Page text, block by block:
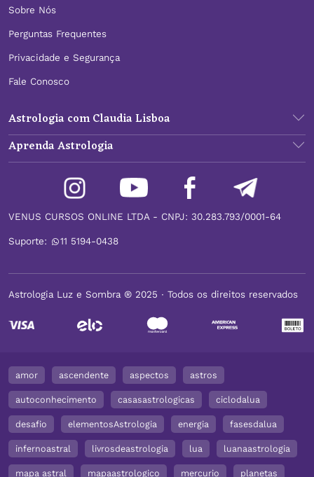
Sobre Nós
Perguntas Frequentes
Privacidade e Segurança
Fale Conosco
Astrologia com Claudia Lisboa
Aprenda Astrologia
VENUS CURSOS ONLINE LTDA - CNPJ: 30.283.793/0001-64
Suporte: 11 5194-0438
Astrologia Luz e Sombra ® 2025 ∙ Todos os direitos reservados
amor ascendente aspectos astros
autoconhecimento casasastrologicas ciclodalua
desafio elementosAstrologia energia fasesdalua
infernoastral livrosdeastrologia lua luanaastrologia
mapa astral mapaastrologico mercurio planetas